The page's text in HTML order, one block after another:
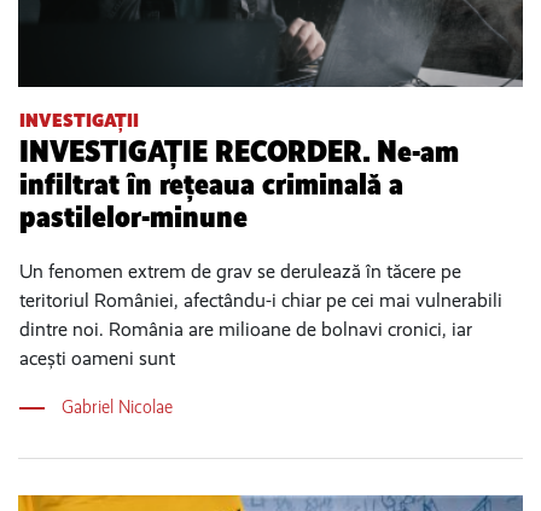
INVESTIGAȚII
INVESTIGAȚIE RECORDER. Ne-am
infiltrat în rețeaua criminală a
pastilelor-minune
Un fenomen extrem de grav se derulează în tăcere pe
teritoriul României, afectându-i chiar pe cei mai vulnerabili
dintre noi. România are milioane de bolnavi cronici, iar
acești oameni sunt
Gabriel Nicolae